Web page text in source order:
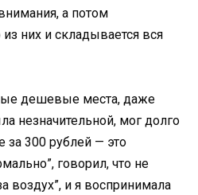
а потом
них и складывается вся
дешевые места, даже
незначительной, мог долго
за 300 рублей — это
говорил, что не
воздух”, и я воспринимала